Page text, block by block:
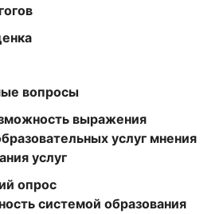
вопросы
выражения
услуг мнения
услуг
опрос
системой образования